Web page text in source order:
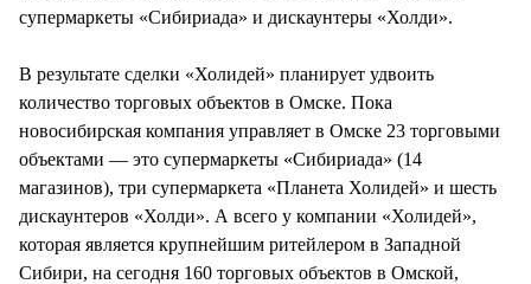
супермаркеты «Сибириада» и дискаунтеры «Холди».
В результате сделки «Холидей» планирует удвоить
количество торговых объектов в Омске. Пока
новосибирская компания управляет в Омске 23 торговыми
объектами — это супермаркеты «Сибириада» (14
магазинов), три супермаркета «Планета Холидей» и шесть
дискаунтеров «Холди». А всего у компании «Холидей»,
которая является крупнейшим ритейлером в Западной
Сибири, на сегодня 160 торговых объектов в Омской,